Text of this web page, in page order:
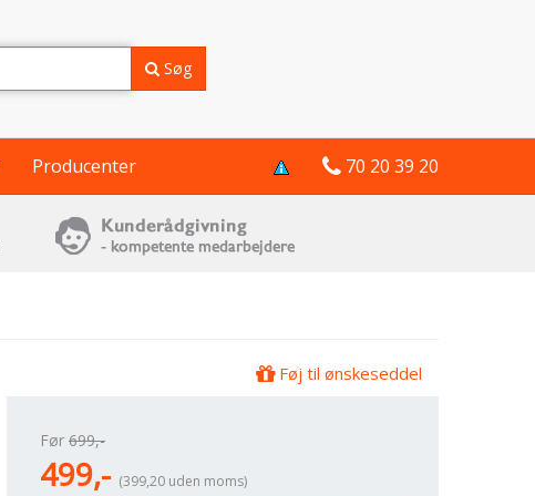
Søg
Producenter 70 20 39 20
Føj til ønskeseddel
Før 699,-
499,- (399,20 uden moms)